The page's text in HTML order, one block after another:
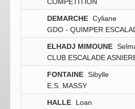
DEMARCHE Cyliane
GDO - QUIMPER
ELHADJ MIMOUNE
CLUB ESCALADE
FONTAINE Sibylle
E.S. MASSY
HALLE
Loan